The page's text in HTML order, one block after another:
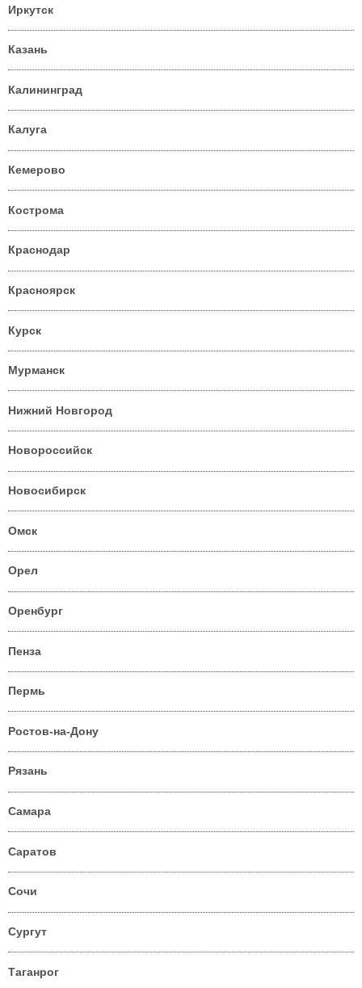
Иркутск
Казань
Калининград
Калуга
Кемерово
Кострома
Краснодар
Красноярск
Курск
Мурманск
Нижний Новгород
Новороссийск
Новосибирск
Омск
Орел
Оренбург
Пенза
Пермь
Ростов-на-Дону
Рязань
Самара
Саратов
Сочи
Сургут
Таганрог